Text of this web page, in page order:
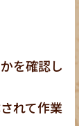
を確認し
れて作業